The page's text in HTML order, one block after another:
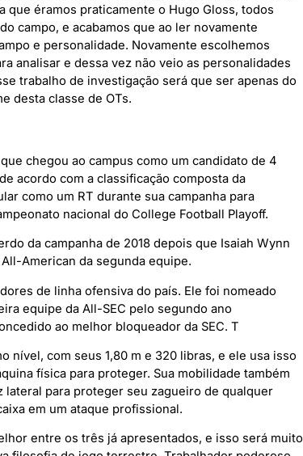
que éramos praticamente o Hugo Gloss, todos
campo, e acabamos que ao ler novamente
e personalidade. Novamente escolhemos
analisar e dessa vez não veio as personalidades
trabalho de investigação será que ser apenas do
desta classe de OTs.
chegou ao campus como um candidato de 4
acordo com a classificação composta da
como um RT durante sua campanha para
nacional do College Football Playoff.
da campanha de 2018 depois que Isaiah Wynn
American da segunda equipe.
de linha ofensiva do país. Ele foi nomeado
equipe da All-SEC pelo segundo ano
ao melhor bloqueador da SEC. T
nível, com seus 1,80 m e 320 libras, e ele usa isso
física para proteger. Sua mobilidade também
para proteger seu zagueiro de qualquer
em um ataque profissional.
entre os três já apresentados, e isso será muito